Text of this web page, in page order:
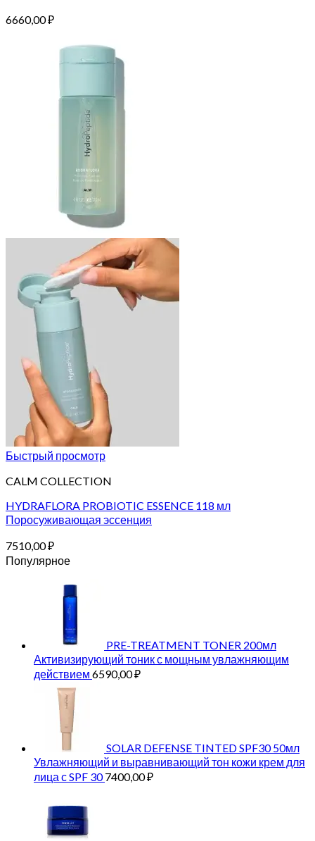
6660,00₽
Быстрый просмотр
CALM COLLECTION
HYDRAFLORA PROBIOTIC ESSENCE 118 мл
Поросуживающая эссенция
7510,00₽
Популярное
PRE-TREATMENT TONER 200мл
Активизирующий тоник с мощным увлажняющим
действием 6590,00₽
SOLAR DEFENSE TINTED SPF30 50мл
Увлажняющий и выравнивающий тон кожи крем для
лица с SPF 30 7400,00₽